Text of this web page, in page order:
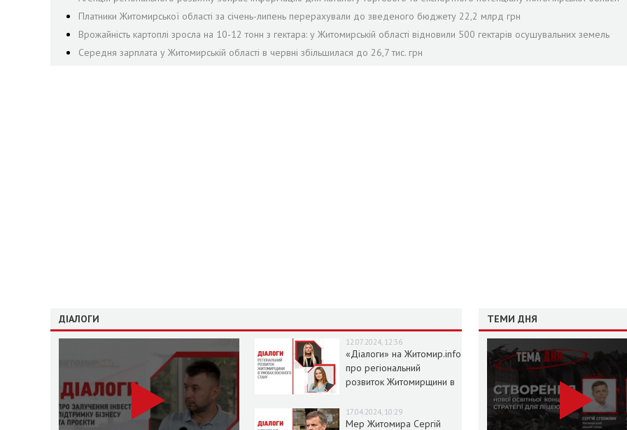
Платники Житомирської області за січень-липень перерахували до зведеного бюджету 22,2 млрд грн
Врожайність картоплі зросла на 10-12 тонн з гектара: у Житомирській області відновили 500 гектарів осушувальних земель
Середня зарплата у Житомирській області в червні збільшилася до 26,7 тис. грн
ДІАЛОГИ
12.07.2024, 12:36
«Діалоги» на Житомир.info
про регіональний
розвиток Житомирщини в
17.04.2024, 10:29
Мер Житомира Сергій
ТЕМИ ДНЯ